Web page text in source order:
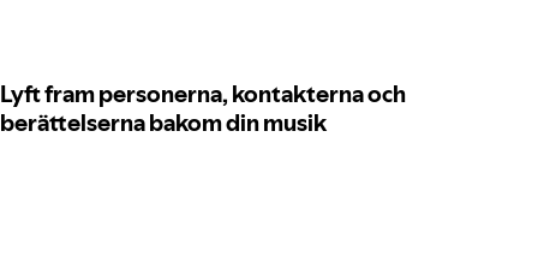
Lyft fram personerna, kontakterna och
berättelserna bakom din musik